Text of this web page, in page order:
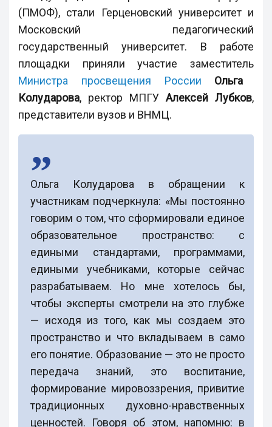
(ПМОФ), стали Герценовский университет и
Московский педагогический
государственный университет. В работе
площадки приняли участие заместитель
Министра просвещения России
Ольга
Колударова, ректор МПГУ Алексей Лубков,
представители вузов и ВНМЦ.
Ольга Колударова в обращении к
участникам подчеркнула: «Мы постоянно
говорим о том, что сформировали единое
образовательное пространство: с
едиными стандартами, программами,
едиными учебниками, которые сейчас
разрабатываем. Но мне хотелось бы,
чтобы эксперты смотрели на это глубже
— исходя из того, как мы создаем это
пространство и что вкладываем в само
его понятие. Образование — это не просто
передача знаний, это воспитание,
формирование мировоззрения, привитие
традиционных духовно-нравственных
ценностей. Говоря об этом, напомню: в